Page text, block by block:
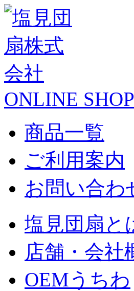
ONLINE SHOP
商品一覧
ご利用案内
お問い合わ
塩見団扇と
店舗・会社
OEMうちわ